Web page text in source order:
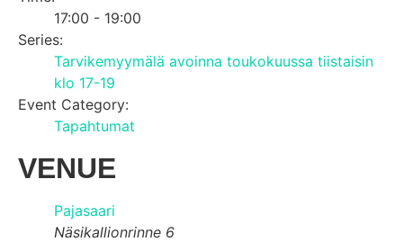
17:00 - 19:00
Series:
Tarvikemyymälä avoinna toukokuussa tiistaisin
klo 17-19
Event Category:
Tapahtumat
VENUE
Pajasaari
Näsikallionrinne 6